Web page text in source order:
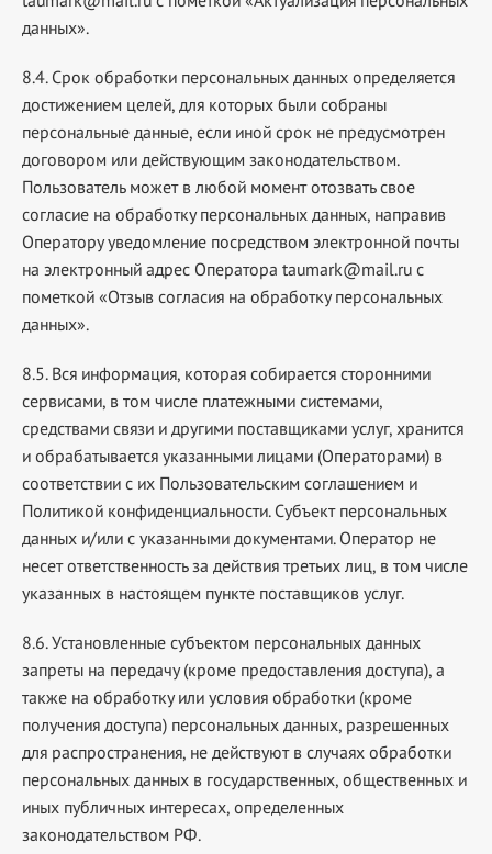
данных».
8.4. Срок обработки персональных данных определяется
достижением целей, для которых были собраны
персональные данные, если иной срок не предусмотрен
договором или действующим законодательством.
Пользователь может в любой момент отозвать свое
согласие на обработку персональных данных, направив
Оператору уведомление посредством электронной почты
на электронный адрес Оператора taumark@mail.ru с
пометкой «Отзыв согласия на обработку персональных
данных».
8.5. Вся информация, которая собирается сторонними
сервисами, в том числе платежными системами,
средствами связи и другими поставщиками услуг, хранится
и обрабатывается указанными лицами (Операторами) в
соответствии с их Пользовательским соглашением и
Политикой конфиденциальности. Субъект персональных
данных и/или с указанными документами. Оператор не
несет ответственность за действия третьих лиц, в том числе
указанных в настоящем пункте поставщиков услуг.
8.6. Установленные субъектом персональных данных
запреты на передачу (кроме предоставления доступа), а
также на обработку или условия обработки (кроме
получения доступа) персональных данных, разрешенных
для распространения, не действуют в случаях обработки
персональных данных в государственных, общественных и
иных публичных интересах, определенных
законодательством РФ.